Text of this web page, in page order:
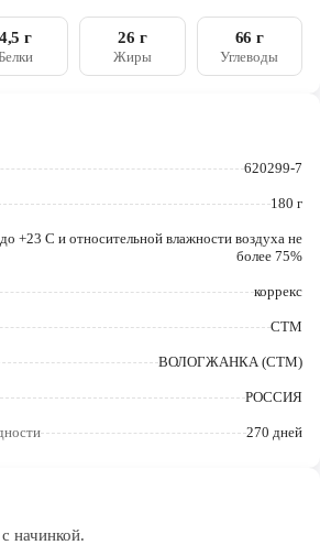
лимонная, краситель Е155.
количестве арахиса
4,5 г 26 г
Жиры
66 г
Углеводы
620299-7
180 г
+23 С и относительной влажности воздуха не
более 75%
коррекс
СТМ
ВОЛОГЖАНКА (СТМ)
РОССИЯ
270 дней
начинкой.